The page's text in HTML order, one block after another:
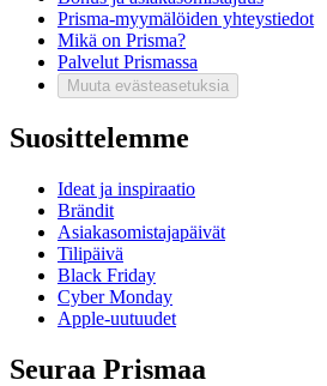
Prisma-myymälöiden yhteystiedot
Mikä on Prisma?
Palvelut Prismassa
Muuta evästeasetuksia
Suosittelemme
Ideat ja inspiraatio
Brändit
Asiakasomistajapäivät
Tilipäivä
Black Friday
Cyber Monday
Apple-uutuudet
Seuraa Prismaa